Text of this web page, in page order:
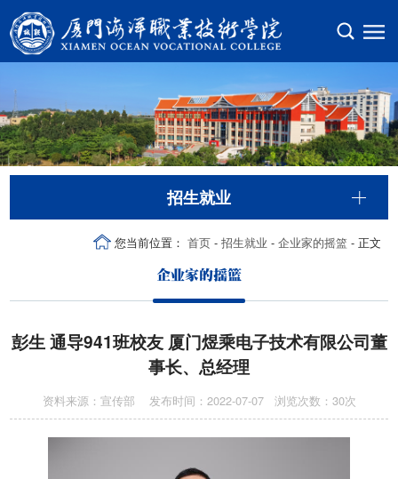
招生就业
企业家的摇篮
您当前位置： 首页- 招生就业 - 企业家的摇篮 - 正文
彭生 通导941班校友 厦门煜乘电子技术有限公司董
事长、总经理
资料来源：宣传部 发布时间：2022-07-07 浏览次数： 30次